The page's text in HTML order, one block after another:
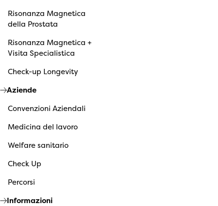
Risonanza Magnetica
della Prostata
Risonanza Magnetica +
Visita Specialistica
Check-up Longevity
Aziende
Convenzioni Aziendali
Medicina del lavoro
Welfare sanitario
Check Up
Percorsi
Informazioni